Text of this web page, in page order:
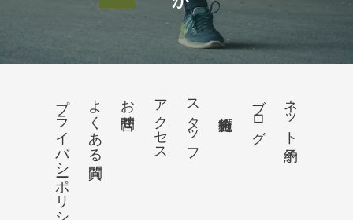
ネット予約
ブログ
スタッフ
アクセス
お問合せ
よくある質問
プライバシーポリシー